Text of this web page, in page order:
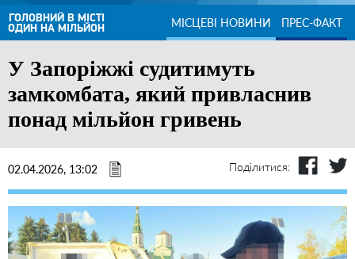
ГОЛОВНИЙ В МІСТІ
ОДИН НА МІЛЬЙОН МІСЦЕВІ НОВИНИ ПРЕС-ФАКТ
У Запоріжжі судитимуть
замкомбата, який привласнив
понад мільйон гривень
02.04.2026, 13:02 Поділитися: